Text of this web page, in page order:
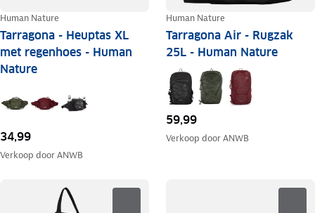
Human Nature
Tarragona - Heuptas XL
met regenhoes - Human
Nature
34,99
Verkoop doorANWB
Human Nature
Tarragona Air - Rugzak
25L - Human Nature
59,99
Verkoop doorANWB